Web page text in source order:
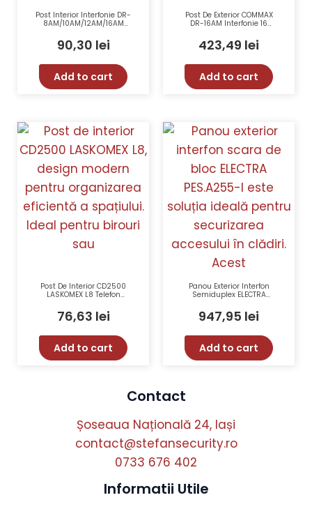
Post Interior Interfonie DR-
8AM/10AM/12AM/16AM
90,30 lei
Add to cart
Post De Exterior COMMAX
DR-16AM Interfonie 16
423,49 lei
Add to cart
Post De Interior CD2500
LASKOMEX L8 Telefon
76,63 lei
Add to cart
Panou Exterior Interfon
Semiduplex ELECTRA
PES.A255-I cu Acces RFID și
Tastatură Iluminată
947,95 lei
Add to cart
Contact
Șoseaua Națională 24, Iași
contact@stefansecurity.ro
0733 676 402
Informatii Utile